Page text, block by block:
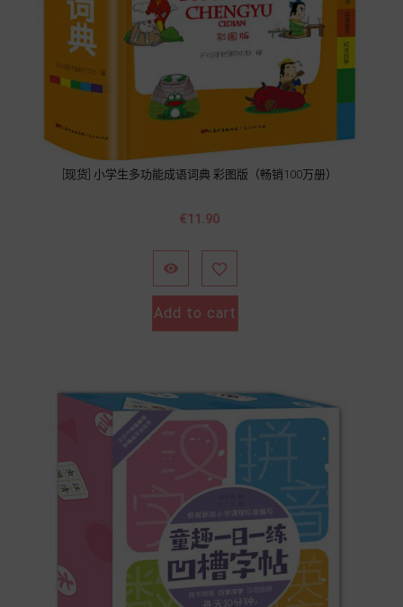
[现货] 小学生多功能成语词典 彩图版（畅销100万册）
價
€11.90
 
Add to cart